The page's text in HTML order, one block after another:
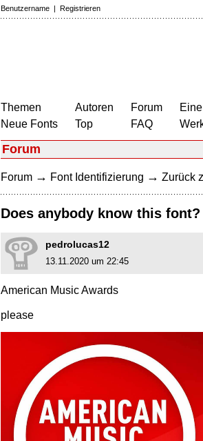
Benutzername | Registrieren
Themen
Neue Fonts
Autoren
Top
Forum
FAQ
Forum
Forum → Font Identifizierung → Zurück
Does anybody know this font?
pedrolucas12
13.11.2020 um 22:45
American Music Awards
please